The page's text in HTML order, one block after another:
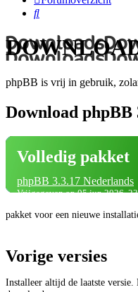
Zoek
phpBB is vrij in gebruik,
Download phpBB
Volledig pakket
phpBB 3.3.17 Nederlands
Vrijgegeven op 05 jun 2026,
pakket voor een nieuwe
Vorige versies
Installeer altijd de laatste